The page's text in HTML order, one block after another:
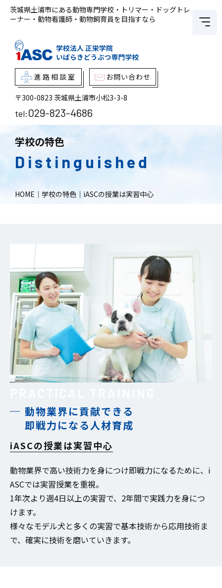
茨城県土浦市にある動物専門学校・トリマー・ドッグトレ
ーナー・動物看護師・動物飼育員を目指すなら
進路相談室 お問い合わせ
〒300-0823 茨城県土浦市小松3-3-8
tel:029-823-4686
学校の特色
Distinguished
HOME ｜ 学校の特色 ｜ iASCの授業は実習中心
動物業界に貢献できる
即戦力になる人材育成
iASCの授業は実習中心
動物業界で高い技術力を身につけ即戦力になるために、i
ASCでは実習授業を重視。
1年次より週4日以上の実習で、2年間で実践力を身につ
けます。
様々なモデル犬と多くの実習で基本技術から応用技術ま
で、確実に技術を磨いていきます。